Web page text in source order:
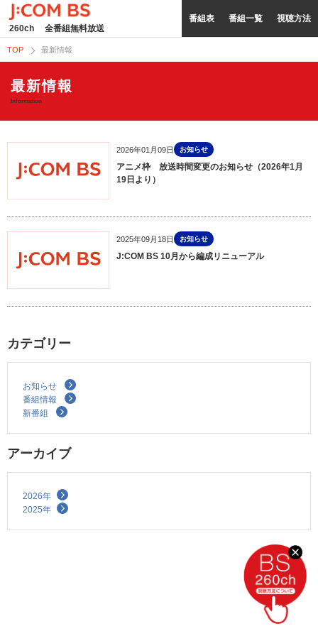
260ch 全番組無料放送
番組表 番組一覧 視聴方法
TOP 最新情報
最新情報
Information
2026年01月09日 お知らせ
アニメ枠 放送時間変更のお知らせ（2026年1月
19日より）
2025年09月18日 お知らせ
J:COM BS 10月から編成リニューアル
カテゴリー
お知らせ
番組情報
新番組
アーカイブ
2026年
2025年